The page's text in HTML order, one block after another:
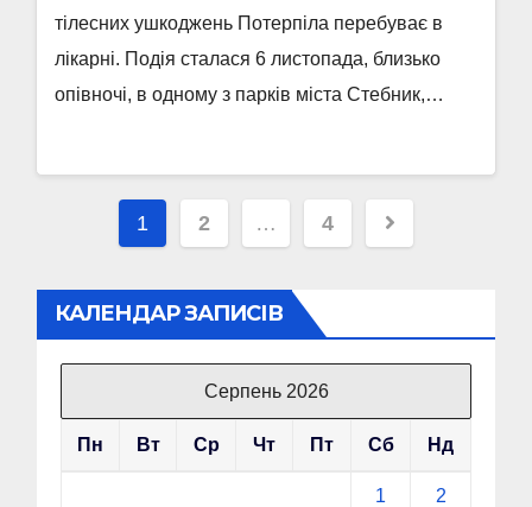
тілесних ушкоджень Потерпіла перебуває в
лікарні. Подія сталася 6 листопада, близько
опівночі, в одному з парків міста Стебник,…
Пагінація
1 2 … 4
КАЛЕНДАР ЗАПИСІВ
Серпень 2026
Пн Вт Ср Чт Пт Сб Нд
1 2